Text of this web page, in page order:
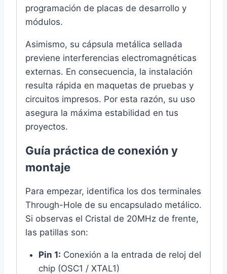
programación de placas de desarrollo y
módulos.
Asimismo, su cápsula metálica sellada
previene interferencias electromagnéticas
externas. En consecuencia, la instalación
resulta rápida en maquetas de pruebas y
circuitos impresos. Por esta razón, su uso
asegura la máxima estabilidad en tus
proyectos.
Guía práctica de conexión y
montaje
Para empezar, identifica los dos terminales
Through-Hole de su encapsulado metálico.
Si observas el Cristal de 20MHz de frente,
las patillas son:
Pin 1: Conexión a la entrada de reloj del
chip (OSC1 / XTAL1)